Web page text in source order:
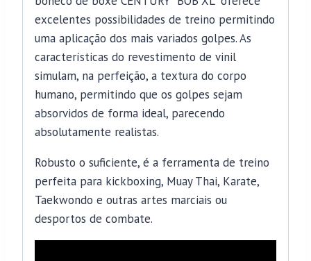
excelentes possibilidades de treino permitindo
uma aplicação dos mais variados golpes. As
características do revestimento de vinil
simulam, na perfeição, a textura do corpo
humano, permitindo que os golpes sejam
absorvidos de forma ideal, parecendo
absolutamente realistas.
Robusto o suficiente, é a ferramenta de treino
perfeita para kickboxing, Muay Thai, Karate,
Taekwondo e outras artes marciais ou
desportos de combate.